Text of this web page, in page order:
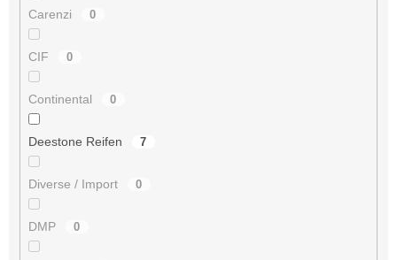
Carenzi 0
CIF 0
Continental 0
Deestone Reifen 7
Diverse / Import 0
DMP 0